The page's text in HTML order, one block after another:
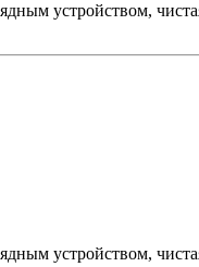
устройством,
устройством,